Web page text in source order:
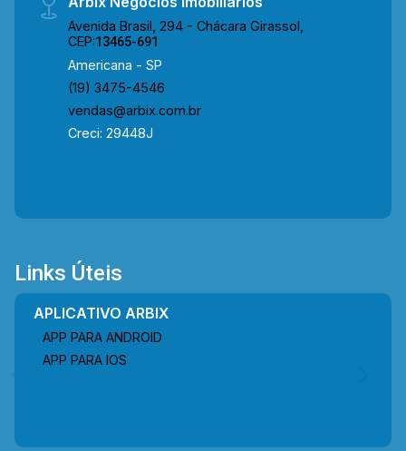
Avenida Brasil, 294 - Chácara Girassol,
CEP:13465-691
Americana - SP
(19) 3475-4546
vendas@arbix.com.br
Creci: 29448J
Links Úteis
APLICATIVO ARBIX
APP PARA ANDROID
APP PARA IOS